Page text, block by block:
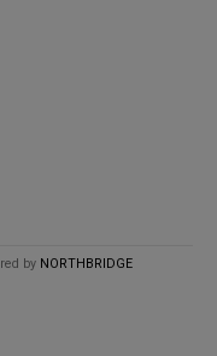
by NORTHBRIDGE